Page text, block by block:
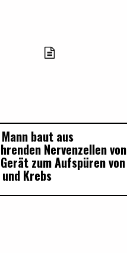
baut aus
Nervenzellen von
zum Aufspüren von
Krebs